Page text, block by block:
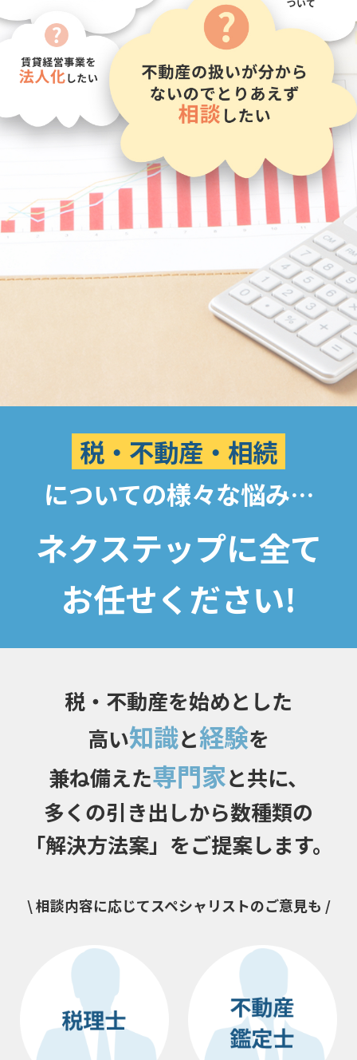
税・不動産・相続
についての様々な悩み…
ネクステップに全て
お任せください!
税・不動産を始めとした
高い知識と経験を
兼ね備えた専門家と共に、
多くの引き出しから数種類の
「解決方法案」をご提案します。
\ 相談内容に応じてスペシャリストのご意見も /